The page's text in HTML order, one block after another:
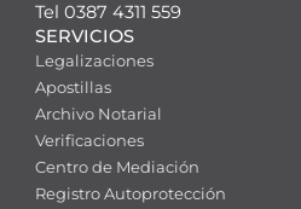
Tel 0387 4311 559
SERVICIOS
Legalizaciones
Apostillas
Archivo Notarial
Verificaciones
Centro de Mediación
Registro Autoprotección